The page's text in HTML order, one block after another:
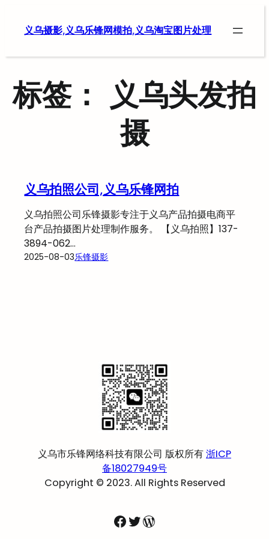
容
义乌摄影,义乌乐锋网模拍,义乌淘宝图片处理
标签：
义乌头发拍
摄
义乌拍照公司,义乌乐锋网拍
义乌拍照公司乐锋摄影专注于义乌产品拍摄电商平
台产品拍摄图片处理制作服务。 【义乌拍照】137-
3894-062…
2025-08-03乐锋摄影
义乌市乐锋网络科技有限公司 版权所有浙ICP
备18027949号
Copyright © 2023. All Rights Reserved
Facebook
Twitter
WordPress